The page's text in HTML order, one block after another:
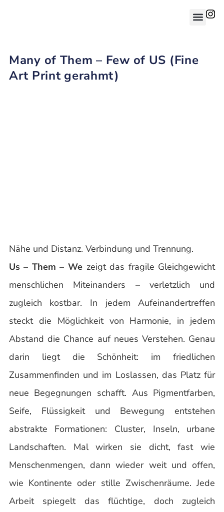
Many of Them – Few of US (Fine
Art Print gerahmt)
Nähe und Distanz. Verbindung und Trennung.
Us – Them – We zeigt das fragile Gleichgewicht
menschlichen Miteinanders – verletzlich und
zugleich kostbar. In jedem Aufeinandertreffen
steckt die Möglichkeit von Harmonie, in jedem
Abstand die Chance auf neues Verstehen. Genau
darin liegt die Schönheit: im friedlichen
Zusammenfinden und im Loslassen, das Platz für
neue Begegnungen schafft. Aus Pigmentfarben,
Seife, Flüssigkeit und Bewegung entstehen
abstrakte Formationen: Cluster, Inseln, urbane
Landschaften. Mal wirken sie dicht, fast wie
Menschenmengen, dann wieder weit und offen,
wie Kontinente oder stille Zwischenräume. Jede
Arbeit spiegelt das flüchtige, doch zugleich